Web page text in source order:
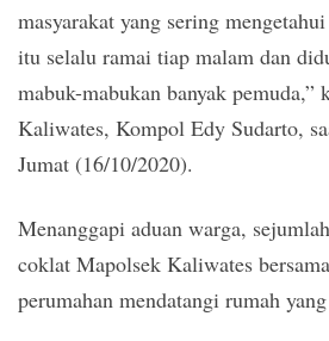
masyarakat yang sering
itu selalu ramai tiap malam dan
mabuk-mabukan banyak pemuda,”
Kaliwates, Kompol Edy Sudarto,
Jumat (16/10/2020).
Menanggapi aduan warga,
coklat Mapolsek Kaliwates
perumahan mendatangi rumah